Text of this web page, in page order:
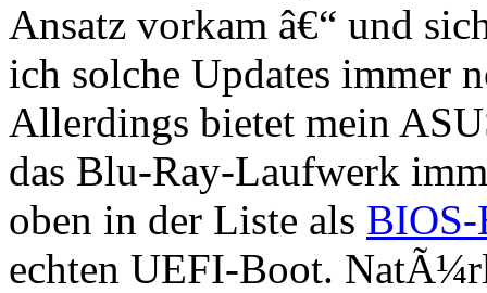
Ansatz vorkam â€“ und
ich solche Updates immer
Allerdings bietet mein
das Blu-Ray-Laufwerk
oben in der Liste als
echten UEFI-Boot.